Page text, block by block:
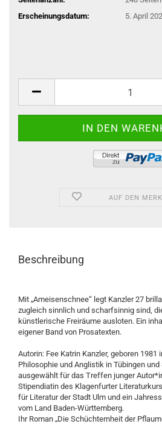
Erscheinungsdatum:
5. April
AUF DEN
Beschreibung
Mit „Ameisenschnee“ legt Kanzler 27
zugleich sinnlich und scharfsinnig sind,
künstlerische Freiräume ausloten. Ein
eigener Band von Prosatexten.
Autorin: Fee Katrin Kanzler, geboren 1981
Philosophie und Anglistik in Tübingen
ausgewählt für das Treffen junger
Stipendiatin des Klagenfurter
für Literatur der Stadt Ulm und ein
vom Land Baden-Württemberg.
Ihr Roman „Die Schüchternheit der